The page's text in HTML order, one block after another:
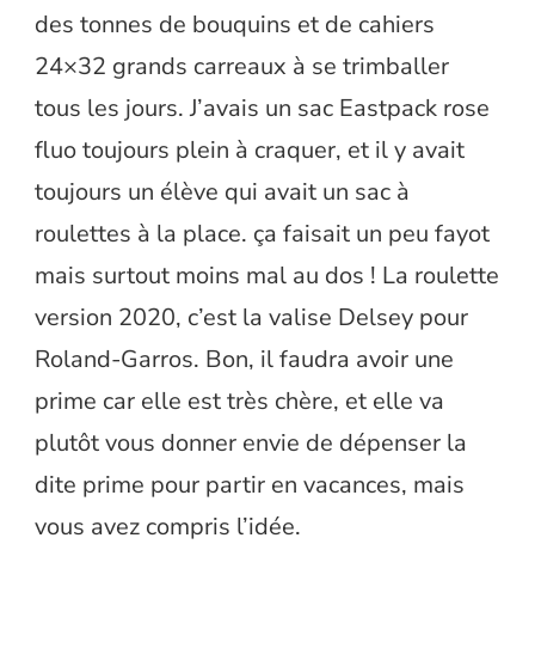
des tonnes de bouquins et de cahiers
24×32 grands carreaux à se trimballer
tous les jours. J’avais un sac Eastpack rose
fluo toujours plein à craquer, et il y avait
toujours un élève qui avait un sac à
roulettes à la place. ça faisait un peu fayot
mais surtout moins mal au dos ! La roulette
version 2020, c’est la valise Delsey pour
Roland-Garros. Bon, il faudra avoir une
prime car elle est très chère, et elle va
plutôt vous donner envie de dépenser la
dite prime pour partir en vacances, mais
vous avez compris l’idée.